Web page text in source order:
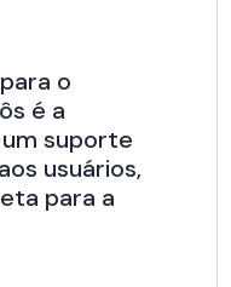
o
é a
suporte
usuários,
para a